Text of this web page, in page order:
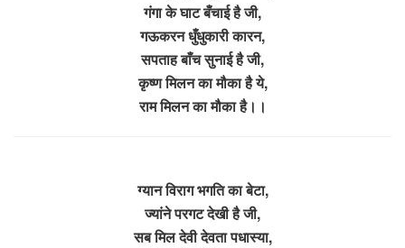
गंगा के घाट बँचाई है जी,
गऊकरन धुँधुकारी कारन,
सपताह बाँच सुनाई है जी,
कृष्ण मिलन का मौका है ये,
राम मिलन का मौका है।।
ग्यान विराग भगति का बेटा,
ज्यांने परगट देखी है जी,
सब मिल देवी देवता पधास्या,